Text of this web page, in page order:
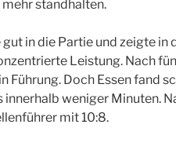
standhalten.
in die Partie und zeigte in
Leistung. Nach
Führung. Doch Essen fand
innerhalb weniger Minuten.
mit 10:8.